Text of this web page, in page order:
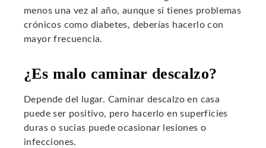
menos una vez al año, aunque si tienes problemas
crónicos como diabetes, deberías hacerlo con
mayor frecuencia.
¿Es malo caminar descalzo?
Depende del lugar. Caminar descalzo en casa
puede ser positivo, pero hacerlo en superficies
duras o sucias puede ocasionar lesiones o
infecciones.